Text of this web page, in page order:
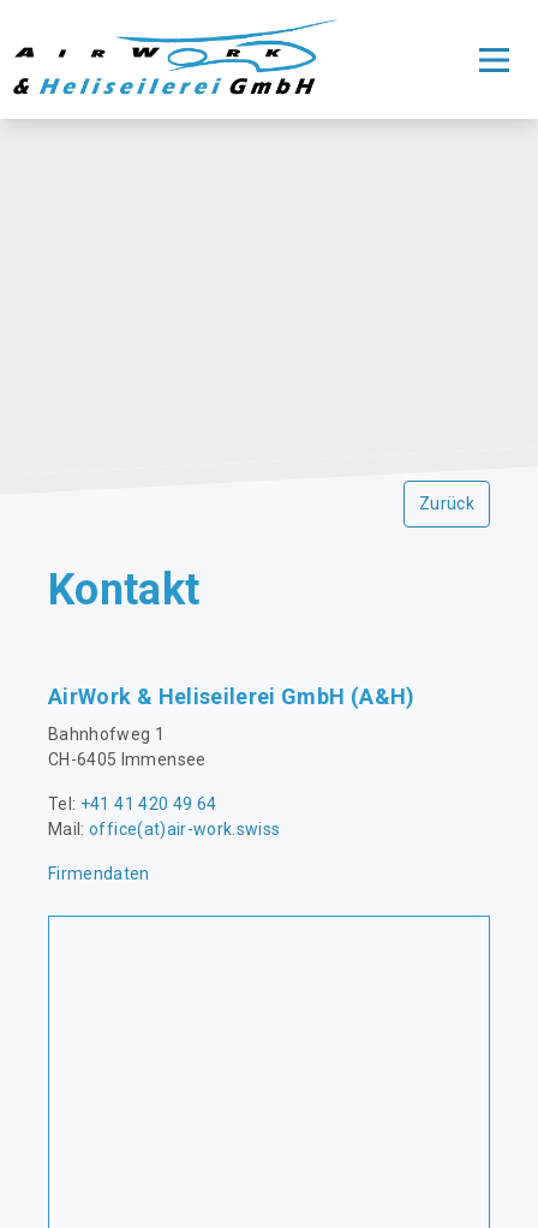
Zurück
Kontakt
AirWork & Heliseilerei GmbH (A&H)
Bahnhofweg 1
CH-6405 Immensee
Tel: +41 41 420 49 64
Mail:office(at)air-work.swiss
Firmendaten